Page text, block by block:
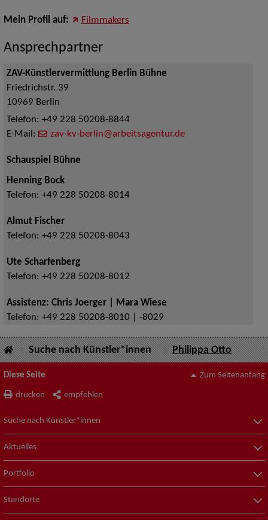
Mein Profil auf: Filmmakers
Ansprechpartner
ZAV-Künstlervermittlung Berlin Bühne
Friedrichstr. 39
10969 Berlin
Telefon: +49 228 50208-8844
E-Mail:
zav-kv-berlin@arbeitsagentur.de
Schauspiel Bühne
Henning Bock
Telefon: +49 228 50208-8014
Almut Fischer
Telefon: +49 228 50208-8043
Ute Scharfenberg
Telefon: +49 228 50208-8012
Assistenz: Chris Joerger | Mara Wiese
Telefon: +49 228 50208-8010 | -8029
Suche nach Künstler*innen Philippa Otto
Diese Seite
drucken empfehlen
Zum Seitenanfang
Suche nach Künstler*innen
Aktuelles
Portfolio
Standorte